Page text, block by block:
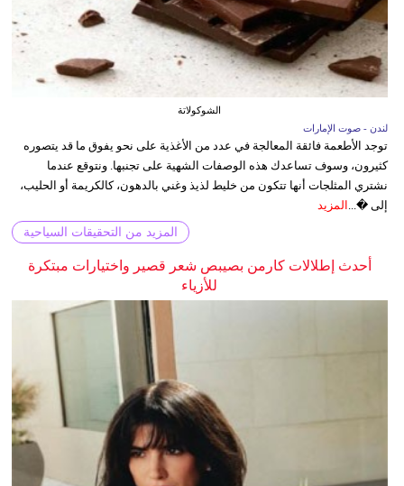
الشوكولاتة
لندن - صوت الإمارات
توجد الأطعمة فائقة المعالجة في عدد من الأغذية على نحو يفوق ما قد يتصوره
كثيرون، وسوف تساعدك هذه الوصفات الشهية على تجنبها. ونتوقع عندما
نشتري المثلجات أنها تتكون من خليط لذيذ وغني بالدهون، كالكريمة أو الحليب،
إلى �... المزيد
المزيد من التحقيقات السياحية
أحدث إطلالات كارمن بصيبص شعر قصير واختيارات مبتكرة
للأزياء